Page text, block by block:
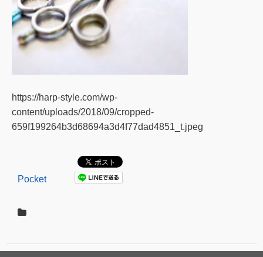
https://harp-style.com/wp-
content/uploads/2018/09/cropped-
659f199264b3d68694a3d4f77dad4851_t.jpeg
Pocket